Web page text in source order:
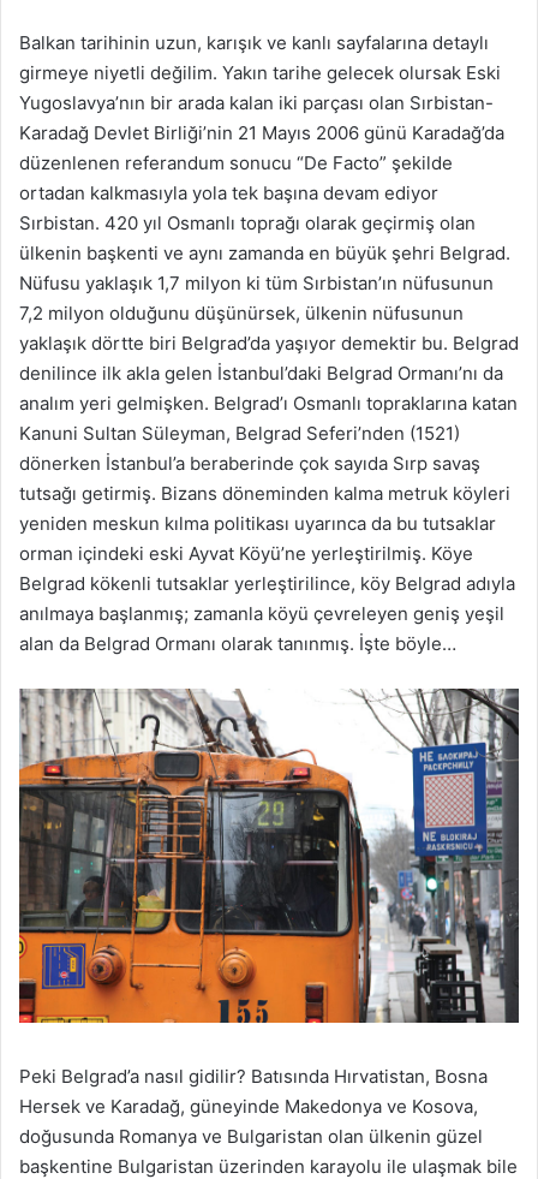
Balkan tarihinin uzun, karışık ve kanlı sayfalarına detaylı
girmeye niyetli değilim. Yakın tarihe gelecek olursak Eski
Yugoslavya’nın bir arada kalan iki parçası olan Sırbistan-
Karadağ Devlet Birliği’nin 21 Mayıs 2006 günü Karadağ’da
düzenlenen referandum sonucu “De Facto” şekilde
ortadan kalkmasıyla yola tek başına devam ediyor
Sırbistan. 420 yıl Osmanlı toprağı olarak geçirmiş olan
ülkenin başkenti ve aynı zamanda en büyük şehri Belgrad.
Nüfusu yaklaşık 1,7 milyon ki tüm Sırbistan’ın nüfusunun
7,2 milyon olduğunu düşünürsek, ülkenin nüfusunun
yaklaşık dörtte biri Belgrad’da yaşıyor demektir bu. Belgrad
denilince ilk akla gelen İstanbul’daki Belgrad Ormanı’nı da
analım yeri gelmişken. Belgrad’ı Osmanlı topraklarına katan
Kanuni Sultan Süleyman, Belgrad Seferi’nden (1521)
dönerken İstanbul’a beraberinde çok sayıda Sırp savaş
tutsağı getirmiş. Bizans döneminden kalma metruk köyleri
yeniden meskun kılma politikası uyarınca da bu tutsaklar
orman içindeki eski Ayvat Köyü’ne yerleştirilmiş. Köye
Belgrad kökenli tutsaklar yerleştirilince, köy Belgrad adıyla
anılmaya başlanmış; zamanla köyü çevreleyen geniş yeşil
alan da Belgrad Ormanı olarak tanınmış. İşte böyle…
Peki Belgrad’a nasıl gidilir? Batısında Hırvatistan, Bosna
Hersek ve Karadağ, güneyinde Makedonya ve Kosova,
doğusunda Romanya ve Bulgaristan olan ülkenin güzel
başkentine Bulgaristan üzerinden karayolu ile ulaşmak bile